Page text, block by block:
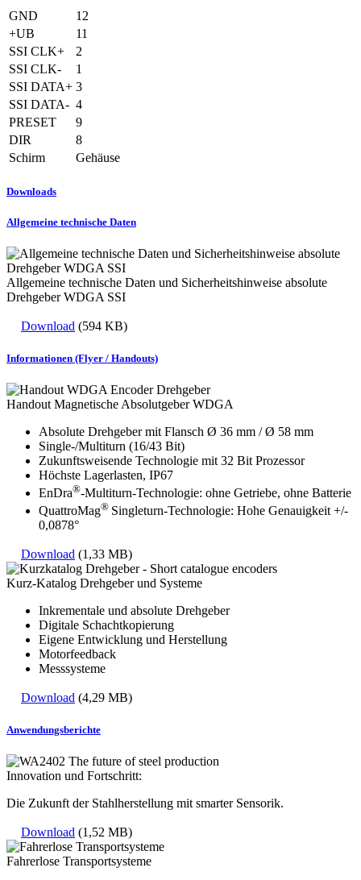
GND
12
+UB
11
SSI CLK+
2
SSI CLK-
1
SSI DATA+ 3
SSI DATA- 4
PRESET
9
DIR
8
Schirm
Gehäuse
Downloads
Allgemeine technische Daten
Allgemeine technische Daten und Sicherheitshinweise absolute
Drehgeber WDGA SSI
Download (594 KB)
Informationen (Flyer / Handouts)
Handout Magnetische Absolutgeber WDGA
Absolute Drehgeber mit Flansch Ø 36 mm / Ø 58 mm
Single-/Multiturn (16/43 Bit)
Zukunftsweisende Technologie mit 32 Bit Prozessor
Höchste Lagerlasten, IP67
EnDra®-Multiturn-Technologie: ohne Getriebe, ohne Batterie
QuattroMag® Singleturn-Technologie: Hohe Genauigkeit +/-
0,0878°
Download (1,33 MB)
Kurz-Katalog Drehgeber und Systeme
Inkrementale und absolute Drehgeber
Digitale Schachtkopierung
Eigene Entwicklung und Herstellung
Motorfeedback
Messsysteme
Download (4,29 MB)
Anwendungsberichte
Innovation und Fortschritt:
Die Zukunft der Stahlherstellung mit smarter Sensorik.
Download (1,52 MB)
Fahrerlose Transportsysteme